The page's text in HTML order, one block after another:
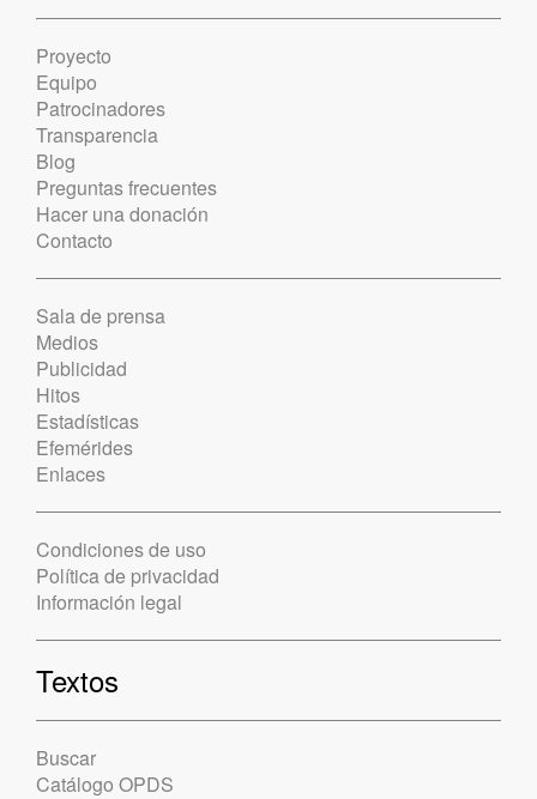
Proyecto
Equipo
Patrocinadores
Transparencia
Blog
Preguntas frecuentes
Hacer una donación
Contacto
Sala de prensa
Medios
Publicidad
Hitos
Estadísticas
Efemérides
Enlaces
Condiciones de uso
Política de privacidad
Información legal
Textos
Buscar
Catálogo OPDS